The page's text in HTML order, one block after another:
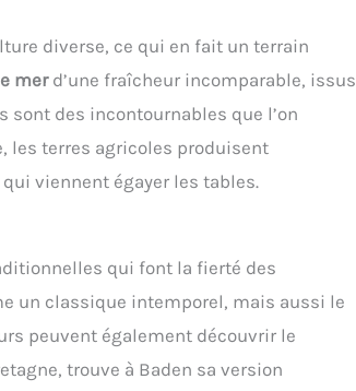
diverse, ce qui en fait un terrain
merd’une fraîcheur incomparable, issus
sont des incontournables que l’on
les terres agricoles produisent
viennent égayer les tables.
qui font la fierté des
un classique intemporel, mais aussi le
peuvent également découvrir le
trouve à Baden sa version